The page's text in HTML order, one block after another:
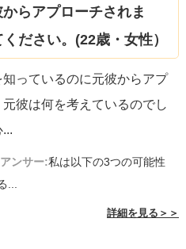
らアプローチされま
ださい。(22歳・女性）
っているのに元彼からアプ
彼は何を考えているのでし
...
ンサー:私は以下の3つの可能性
...
詳細を見る＞＞